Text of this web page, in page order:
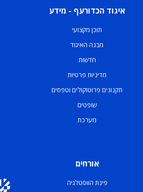
איגוד הכדורעף - מידע
תוכן מקצועי
מבנה האיגוד
חדשות
מדיניות פרטיות
תקנונים פרוטוקולים וטפסים
שופטים
מערכת
אורחים
פינת הווסטלגיה